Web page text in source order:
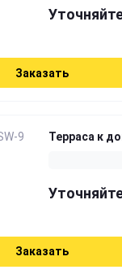
Заказать
Терраса к
Заказать